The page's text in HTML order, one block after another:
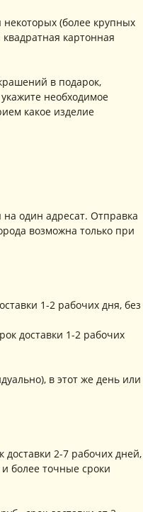
(более крупных
картонная
в подарок,
необходимое
какое изделие
один адресат. Отправка
возможна только при
1-2 рабочих дня, без
доставки 1-2 рабочих
в этот же день или
доставки 2-7 рабочих дней,
более точные сроки